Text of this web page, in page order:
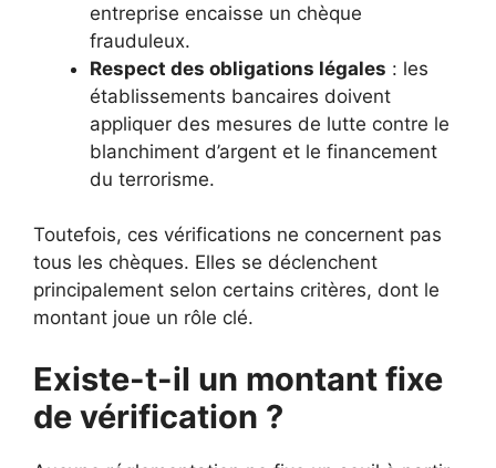
entreprise encaisse un chèque
frauduleux.
Respect des obligations légales : les
établissements bancaires doivent
appliquer des mesures de lutte contre le
blanchiment d’argent et le financement
du terrorisme.
Toutefois, ces vérifications ne concernent pas
tous les chèques. Elles se déclenchent
principalement selon certains critères, dont le
montant joue un rôle clé.
Existe-t-il un montant fixe
de vérification ?